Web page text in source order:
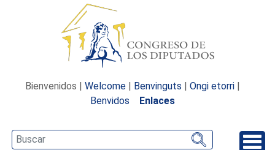
Bienvenidos | Welcome | Benvinguts | Ongi etorri |
Benvidos
Enlaces